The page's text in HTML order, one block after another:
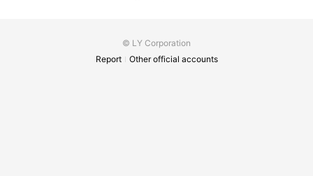
© LY Corporation
Report
Other official accounts